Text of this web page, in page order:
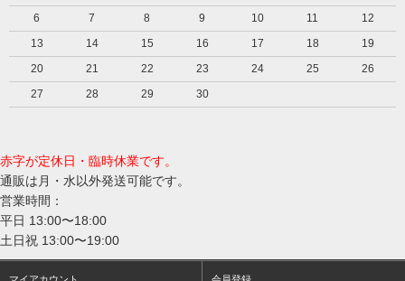
6
7 8 9 10 11
12
13
14 15 16 17 18
19
20
21 22 23 24 25
26
27
28 29 30
赤字が定休日・臨時休業です。
通販は月・水以外発送可能です。
営業時間：
平日 13:00〜18:00
土日祝 13:00〜19:00
マイアカウント 会員登録